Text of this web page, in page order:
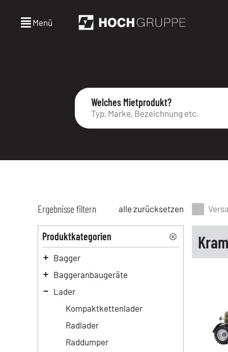
Menü
Welches Mietprodukt?
Ergebnisse filtern alle zurücksetzen
Produktkategorien
Bagger
Baggeranbaugeräte
Lader
Kompaktkettenlader
Radlader
Raddumper